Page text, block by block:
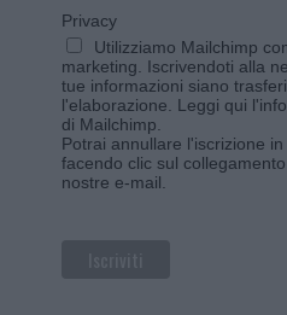
Privacy
Utilizziamo Mailchimp
marketing. Iscrivendoti alla
tue informazioni siano
l'elaborazione. Leggi qui
di Mailchimp
Potrai annullare l'iscrizione
facendo clic sul
nostre e-mail.